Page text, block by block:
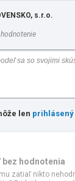
s.r.o.
len
hodnotenia
zatiaľ nikto